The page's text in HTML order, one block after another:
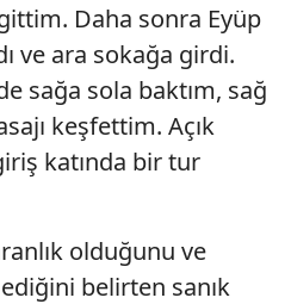
Daha sonra Eyüp
ve ara sokağa girdi.
sağa sola baktım, sağ
keşfettim. Açık
katında bir tur
olduğunu ve
belirten sanık